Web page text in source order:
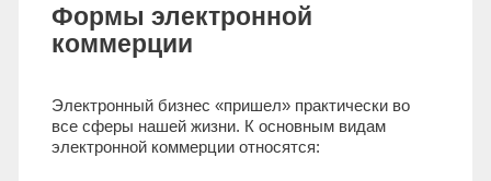
Формы электронной
коммерции
Электронный бизнес «пришел» практически во
все сферы нашей жизни. К основным видам
электронной коммерции относятся: